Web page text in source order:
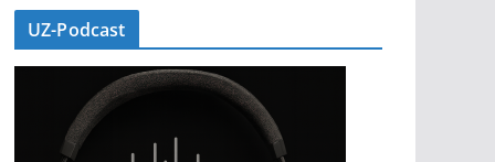
UZ-Podcast